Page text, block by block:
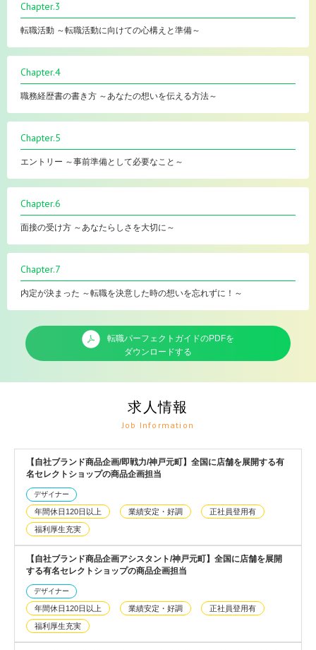
Chapter.3
転職活動 ～転職活動に向けての心構えと準備～
Chapter.4
職務経歴書の書き方 ～あなたの想いを伝える方法～
Chapter.5
エントリー ～事前準備として必要なこと～
Chapter.6
面接の受け方 ～あなたらしさを大切に～
Chapter.7
内定が決まった ～転職を決意した時の想いを忘れずに！～
転職パーフェクトガイドのPDFを
ダウンロードする
求人情報
Job Information
【自社ブランド商品企画/即戦力/神戸元町】全国に店舗を展開する有
名セレクトショップの商品企画担当
デザイナー
年間休日120日以上 業績安定・好調 正社員登用有
福利厚生充実
【自社ブランド商品企画アシスタント/神戸元町】全国に店舗を展開
する有名セレクトショップの商品企画担当
デザイナー
年間休日120日以上 業績安定・好調 正社員登用有
福利厚生充実